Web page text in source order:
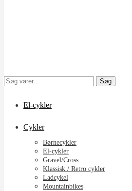
Søg
efter:
Søg
El-cykler
Cykler
Børnecykler
El-cykler
Gravel/Cross
Klassisk / Retro cykler
Ladcykel
Mountainbikes